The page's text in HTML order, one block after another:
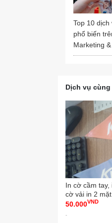
Top 10
phổ biến
Marketing
Dịch vụ
In cờ cầm tay,
cờ vải in 2
50.000VND
-